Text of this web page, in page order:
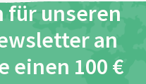
für unseren
an
einen 100 €